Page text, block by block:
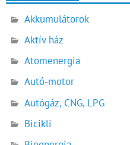
Akkumulátorok
Aktív ház
Atomenergia
Autó-motor
Autógáz, CNG, LPG
Bicikli